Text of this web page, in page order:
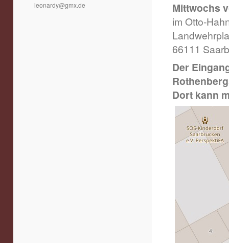
leonardy@gmx.de
Mittwochs
im Otto-
66111
Der
Dort kann